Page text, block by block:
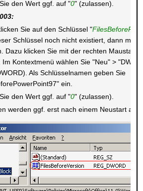
den Wert ggf. auf "0" (zulassen).
Sie auf den Schlüssel "
Schlüssel noch nicht existiert, dann
Dazu klicken Sie mit der rechten
Im Kontextmenü wählen Sie "Neu" >
Als Schlüsselnamen geben Sie
ein.
den Wert ggf. auf "0" (zulassen).
werden ggf. erst nach einem Neustart